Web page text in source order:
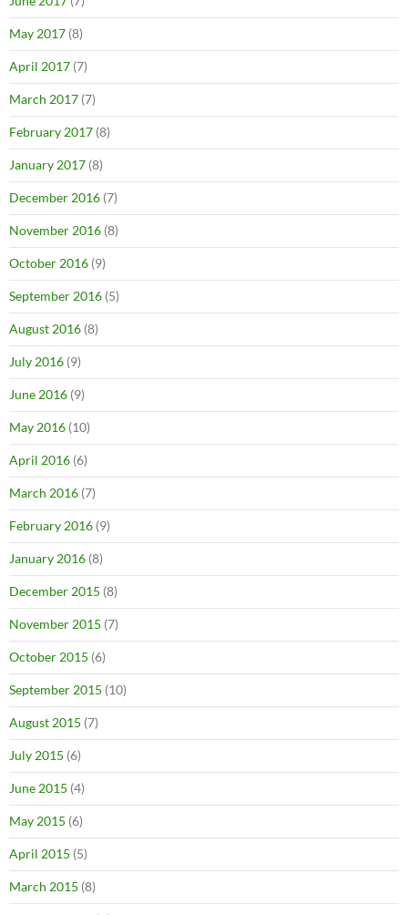
May 2017 (8)
April 2017 (7)
March 2017 (7)
February 2017 (8)
January 2017 (8)
December 2016 (7)
November 2016 (8)
October 2016 (9)
September 2016 (5)
August 2016 (8)
July 2016 (9)
June 2016 (9)
May 2016 (10)
April 2016 (6)
March 2016 (7)
February 2016 (9)
January 2016 (8)
December 2015 (8)
November 2015 (7)
October 2015 (6)
September 2015 (10)
August 2015 (7)
July 2015 (6)
June 2015 (4)
May 2015 (6)
April 2015 (5)
March 2015 (8)